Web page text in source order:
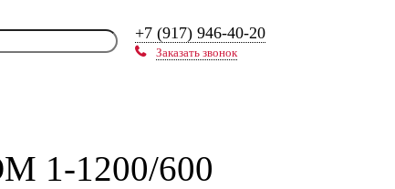
+7 (917) 946-40-20
Заказать звонок
1-1200/600